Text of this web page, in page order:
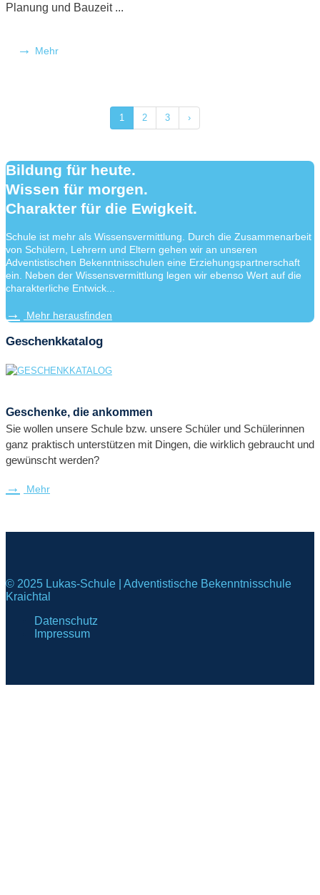
Planung und Bauzeit ...
Mehr
1 2 3 ›
Bildung für heute.
Wissen für morgen.
Charakter für die Ewigkeit.
Schule ist mehr als Wissensvermittlung. Durch die Zusammenarbeit
von Schülern, Lehrern und Eltern gehen wir an unseren
Adventistischen Bekenntnisschulen eine Erziehungspartnerschaft
ein. Neben der Wissensvermittlung legen wir ebenso Wert auf die
charakterliche Entwick...
Mehr herausfinden
Geschenkkatalog
Geschenke, die ankommen
Sie wollen unsere Schule bzw. unsere Schüler und Schülerinnen
ganz praktisch unterstützen mit Dingen, die wirklich gebraucht und
gewünscht werden?
Mehr
© 2025 Lukas-Schule | Adventistische Bekenntnisschule
Kraichtal
Datenschutz
Impressum